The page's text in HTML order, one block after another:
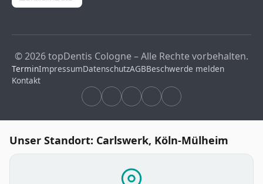
© 2026 topDentis Cologne – Alle Rechte vorbehalten.
TerminImpressumDatenschutzAGBBeschwerde melden
Kontakt
Unser Standort: Carlswerk, Köln-Mülheim